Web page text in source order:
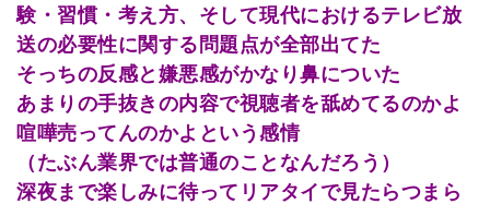
験・習慣・考え方、そして現代におけるテレビ放
送の必要性に関する問題点が全部出てた
そっちの反感と嫌悪感がかなり鼻についた
あまりの手抜きの内容で視聴者を舐めてるのかよ
喧嘩売ってんのかよという感情
（たぶん業界では普通のことなんだろう）
深夜まで楽しみに待ってリアタイで見たらつまら